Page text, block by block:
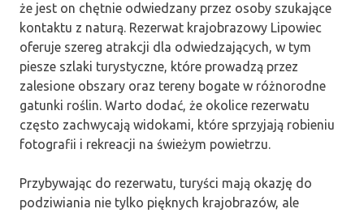
że jest on chętnie odwiedzany przez osoby szukające
kontaktu z naturą. Rezerwat krajobrazowy Lipowiec
oferuje szereg atrakcji dla odwiedzających, w tym
piesze szlaki turystyczne, które prowadzą przez
zalesione obszary oraz tereny bogate w różnorodne
gatunki roślin. Warto dodać, że okolice rezerwatu
często zachwycają widokami, które sprzyjają robieniu
fotografii i rekreacji na świeżym powietrzu.
Przybywając do rezerwatu, turyści mają okazję do
podziwiania nie tylko pięknych krajobrazów, ale